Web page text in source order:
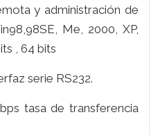
y administración de
Me, 2000, XP,
, 64 bits
serie RS232.
tasa de transferencia